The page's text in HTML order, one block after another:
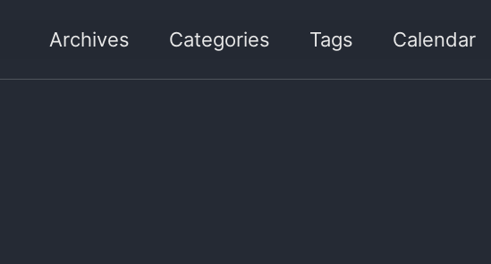
Archives Categories Tags Calendar